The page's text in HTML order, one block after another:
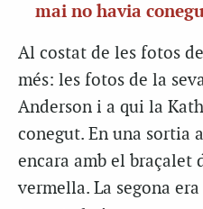
mai no havia
Al costat de les fotos
més: les fotos de la
Anderson i a qui la
conegut. En una sortia
encara amb el braçalet
vermella. La segona